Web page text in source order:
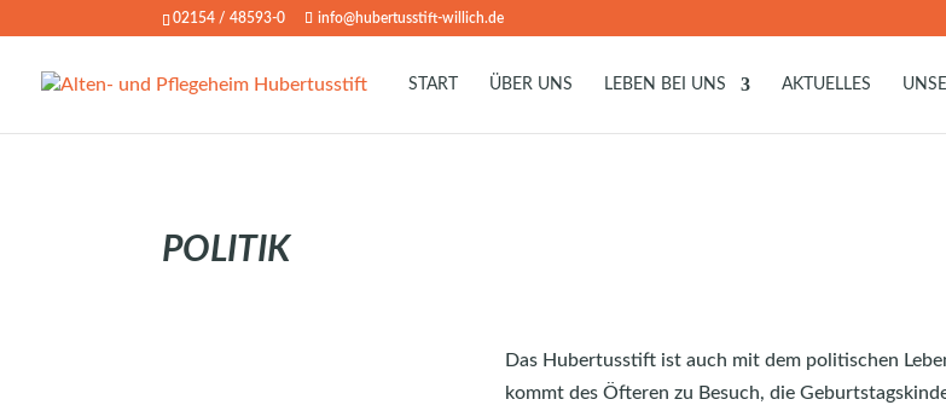
02154 / 48593-0 info@hubertusstift-willich.de
START ÜBER UNS LEBEN BEI UNS AKTUELLES
POLITIK
Das Hubertusstift ist auch mit dem politischen
kommt des Öfteren zu Besuch, die